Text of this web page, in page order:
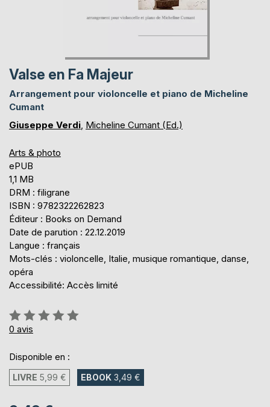
Valse en Fa Majeur
Arrangement pour violoncelle et piano de Micheline
Cumant
Giuseppe Verdi, Micheline Cumant (Ed.)
Arts & photo
ePUB
1,1 MB
DRM : filigrane
ISBN : 9782322262823
Éditeur : Books on Demand
Date de parution : 22.12.2019
Langue : français
Mots-clés : violoncelle, Italie, musique romantique, danse,
opéra
Accessibilité: Accès limité
Évaluation:
0%
0 avis
Disponible en :
LIVRE 5,99 € EBOOK 3,49 €